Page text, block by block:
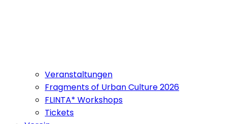
Veranstaltungen
Fragments of Urban Culture 2026
FLINTA* Workshops
Tickets